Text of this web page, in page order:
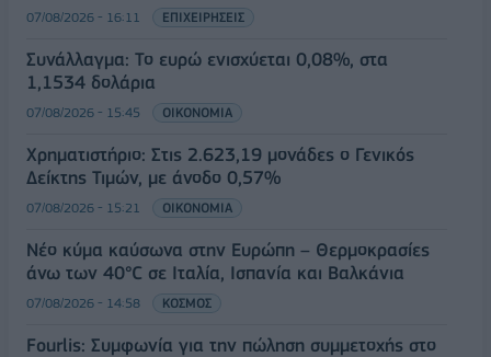
07/08/2026 - 16:11 ΕΠΙΧΕΙΡΗΣΕΙΣ
Συνάλλαγμα: Το ευρώ ενισχύεται 0,08%, στα
1,1534 δολάρια
07/08/2026 - 15:45 ΟΙΚΟΝΟΜΙΑ
Χρηματιστήριο: Στις 2.623,19 μονάδες ο Γενικός
Δείκτης Τιμών, με άνοδο 0,57%
07/08/2026 - 15:21 ΟΙΚΟΝΟΜΙΑ
Νέο κύμα καύσωνα στην Ευρώπη – Θερμοκρασίες
άνω των 40°C σε Ιταλία, Ισπανία και Βαλκάνια
07/08/2026 - 14:58 ΚΟΣΜΟΣ
Fourlis: Συμφωνία για την πώληση συμμετοχής στο